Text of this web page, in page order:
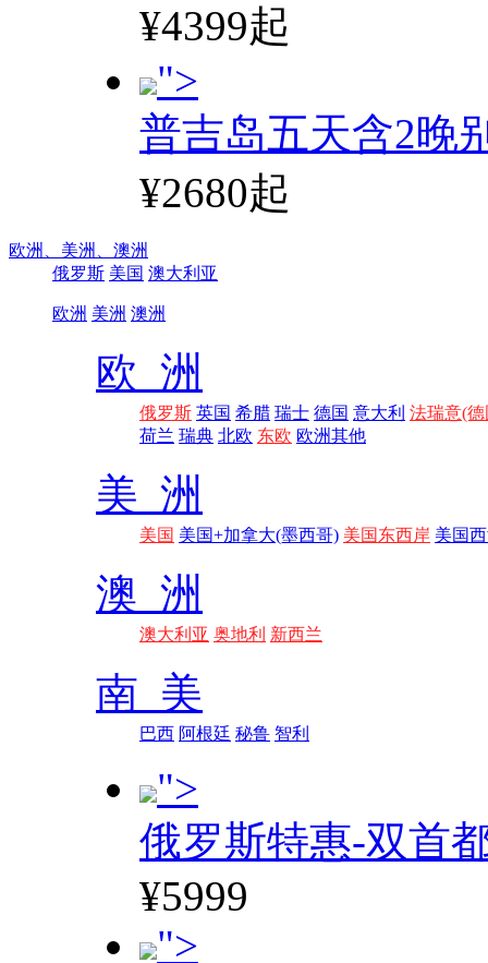
¥4399起
">
普吉岛五天含2晚
¥2680起
欧洲、 美洲、 澳洲
俄罗斯 美国 澳大利亚
欧洲 美洲 澳洲
欧 洲
俄罗斯 英国 希腊 瑞士 德国 意大利 法瑞意(德
荷兰 瑞典 北欧 东欧 欧洲其他
美 洲
美国 美国+加拿大(墨西哥) 美国东西岸 美国
澳 洲
澳大利亚 奥地利 新西兰
南 美
巴西 阿根廷 秘鲁 智利
">
俄罗斯特惠-双首
¥5999
">